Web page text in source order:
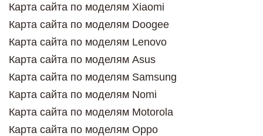
Карта сайта по моделям Xiaomi
Карта сайта по моделям Doogee
Карта сайта по моделям Lenovo
Карта сайта по моделям Asus
Карта сайта по моделям Samsung
Карта сайта по моделям Nomi
Карта сайта по моделям Motorola
Карта сайта по моделям Oppo